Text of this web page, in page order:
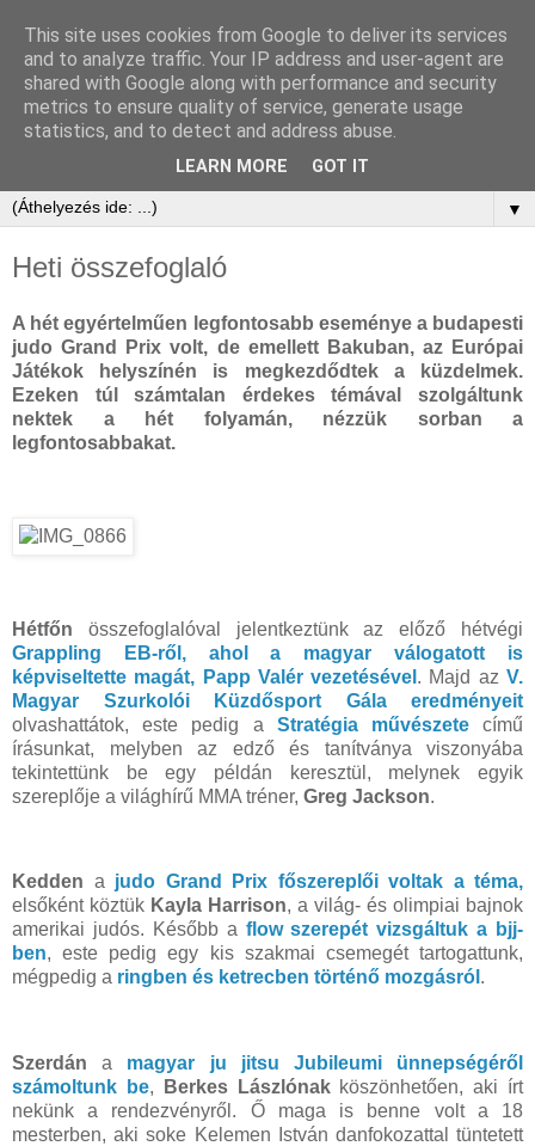
▼
Heti összefoglaló
A hét egyértelműen legfontosabb eseménye a budapesti
judo Grand Prix volt, de emellett Bakuban, az Európai
Játékok helyszínén is megkezdődtek a küzdelmek.
Ezeken túl számtalan érdekes témával szolgáltunk
nektek a hét folyamán, nézzük sorban a
legfontosabbakat.
Hétfőn összefoglalóval jelentkeztünk az előző hétvégi
Grappling EB-ről, ahol a magyar válogatott is
képviseltette magát, Papp Valér vezetésével . Majd azV.
Magyar Szurkolói Küzdősport Gála eredményeit
olvashattátok, este pedig a Stratégia művészetecímű
írásunkat, melyben az edző és tanítványa viszonyába
tekintettünk be egy példán keresztül, melynek egyik
szereplője a világhírű MMA tréner, Greg Jackson.
Kedden a judo Grand Prix főszereplői voltak a téma,
elsőként köztük Kayla Harrison, a világ- és olimpiai bajnok
amerikai judós. Később a flow szerepét vizsgáltuk a bjj-
ben, este pedig egy kis szakmai csemegét tartogattunk,
mégpedig a ringben és ketrecben történő mozgásról .
Szerdán a magyar ju jitsu Jubileumi ünnepségéről
számoltunk be, Berkes Lászlónakköszönhetően, aki írt
nekünk a rendezvényről. Ő maga is benne volt a 18
mesterben, aki soke Kelemen István danfokozattal tüntetett
This site uses cookies from Google to deliver its services
and to analyze traffic. Your IP address and user-agent are
shared with Google along with performance and security
metrics to ensure quality of service, generate usage
statistics, and to detect and address abuse.
LEARN MORE GOT IT